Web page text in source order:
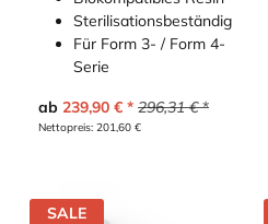
Sterilisationsbeständig
Für Form 3- / Form 4-
Serie
ab 239,90 € 296,31€
Nettopreis: 201,60 €
SALE